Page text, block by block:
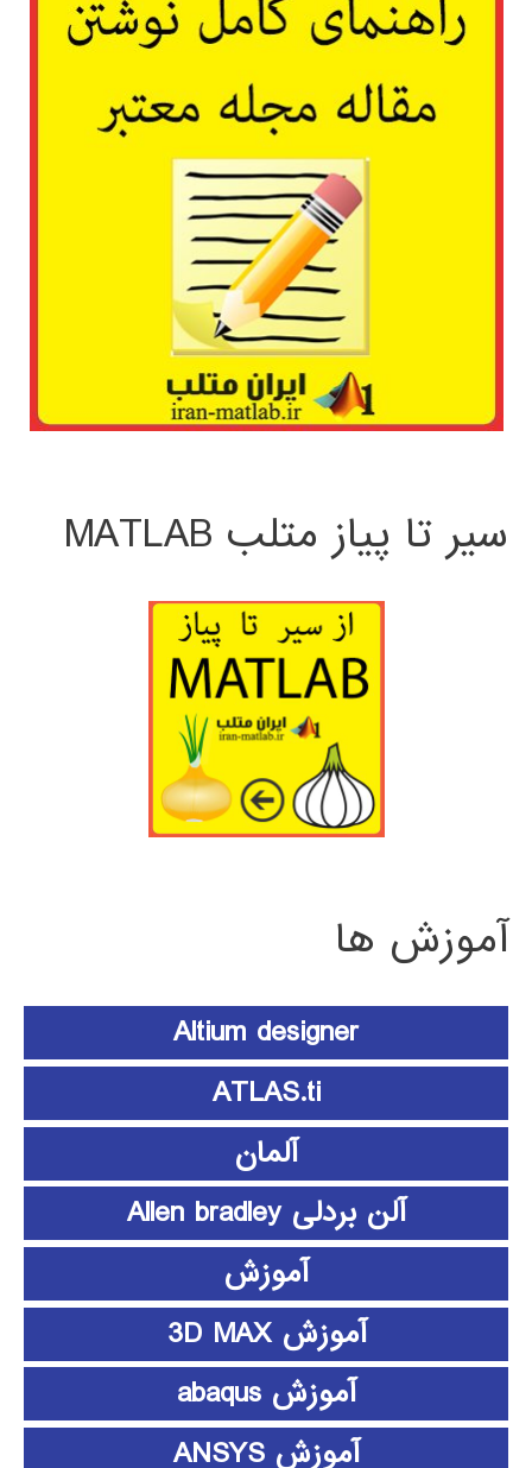
سیر تا پیاز متلب MATLAB
آموزش ها
Altium designer
ATLAS.ti
آلمان
آلن بردلی Allen bradley
آموزش
آموزش 3D MAX
آموزش abaqus
آموزش ANSYS